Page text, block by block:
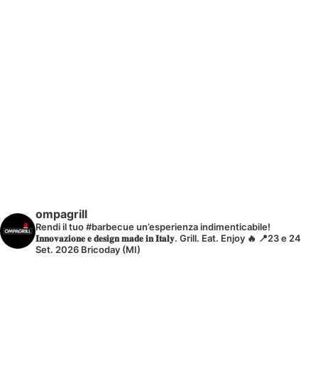
ompagrill
Rendi il tuo #barbecue un’esperienza indimenticabile!
𝐈𝐧𝐧𝐨𝐯𝐚𝐳𝐢𝐨𝐧𝐞 𝐞 𝐝𝐞𝐬𝐢𝐠𝐧 𝐦𝐚𝐝𝐞 𝐢𝐧 𝐈𝐭𝐚𝐥𝐲. Grill. Eat. Enjoy 🔥 📍23 e 24
Set. 2026 Bricoday (MI)